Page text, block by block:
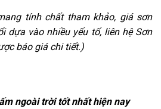
tính chất tham khảo, giá sơn
dựa vào nhiều yếu tố, liên hệ Sơn
báo giá chi tiết.)
ngoài trờitốt nhất hiện nay